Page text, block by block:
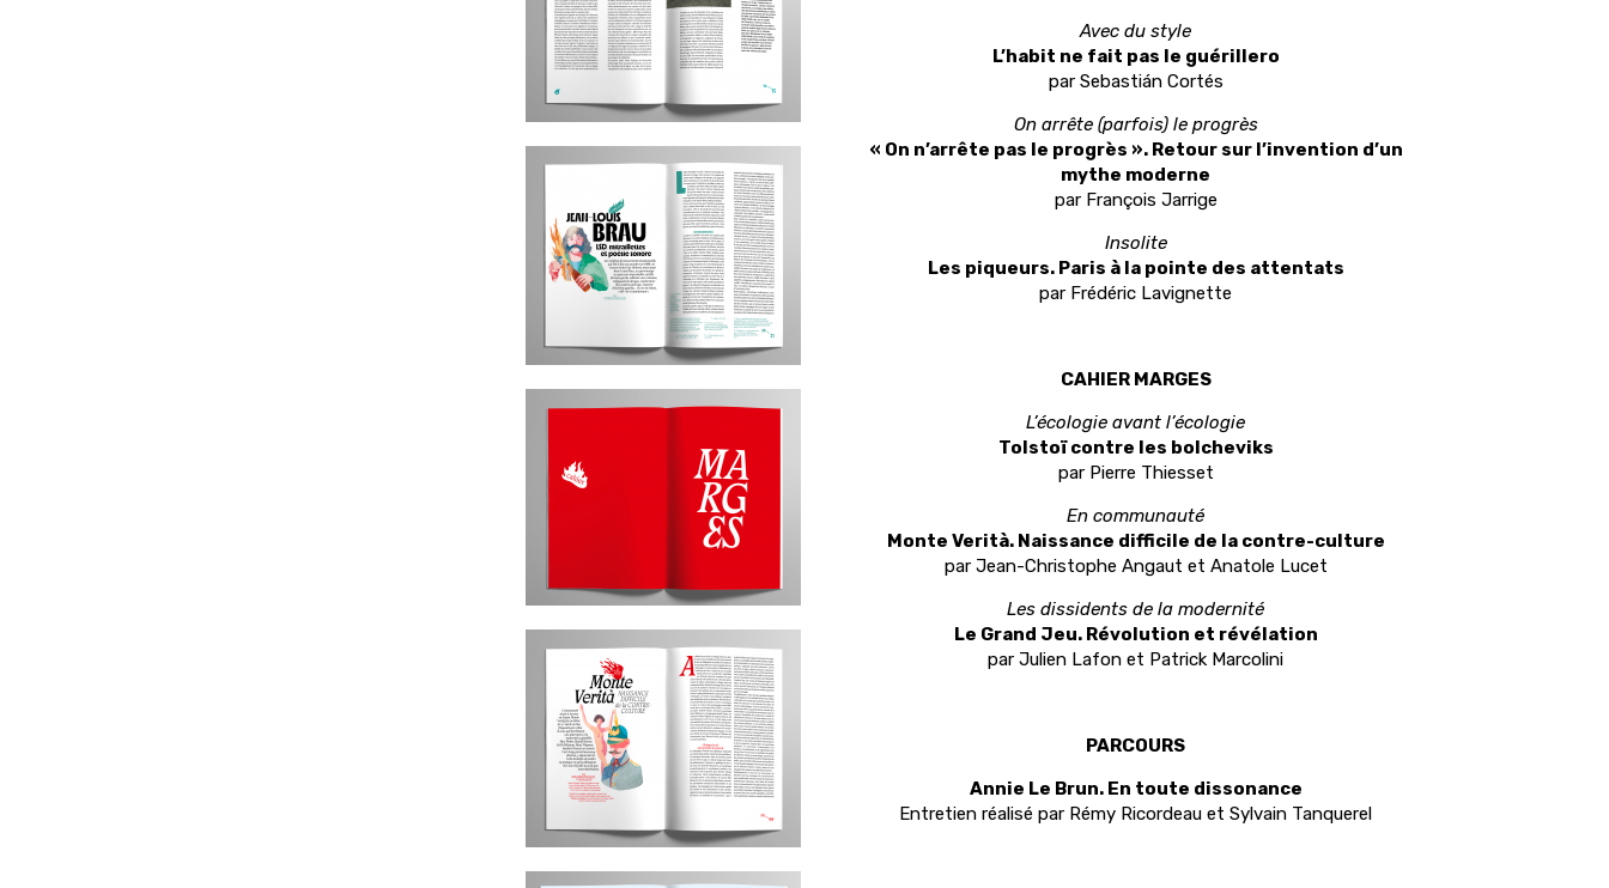
Avec du style
L’habit ne fait pas le guérillero
par Sebastián Cortés
On arrête (parfois) le progrès
« On n’arrête pas le progrès ». Retour sur l’invention d’un
mythe moderne
par François Jarrige
Insolite
Les piqueurs. Paris à la pointe des attentats
par Frédéric Lavignette
CAHIER MARGES
L’écologie avant l’écologie
Tolstoï contre les bolcheviks
par Pierre Thiesset
En communauté
Monte Verità. Naissance difficile de la contre-culture
par Jean-Christophe Angaut et Anatole Lucet
Les dissidents de la modernité
Le Grand Jeu. Révolution et révélation
par Julien Lafon et Patrick Marcolini
PARCOURS
Annie Le Brun. En toute dissonance
Entretien réalisé par Rémy Ricordeau et Sylvain Tanquerel